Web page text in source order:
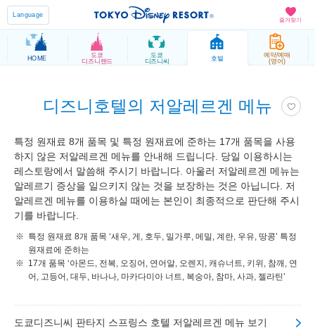
즐겨찾기
Language
HOME
도쿄
디즈니랜드
도쿄
디즈니씨
호텔
예약/예매
(영어)
디즈니호텔의 저알레르겐 메뉴
특정 원재료 8개 품목 및 특정 원재료에 준하는 17개 품목을 사용
하지 않은 저알레르겐 메뉴를 안내해 드립니다. 당일 이용하시는
레스토랑에서 말씀해 주시기 바랍니다. 아울러 저알레르겐 메뉴는
알레르기 증상을 일으키지 않는 것을 보장하는 것은 아닙니다. 저
알레르겐 메뉴를 이용하실 때에는 본인이 최종적으로 판단해 주시
기를 바랍니다.
특정 원재료 8개 품목 ‘새우, 게, 호두, 밀가루, 메밀, 계란, 우유, 땅콩’ 특정
원재료에 준하는
17개 품목 ‘아몬드, 전복, 오징어, 연어알, 오렌지, 캐슈너트, 키위, 참깨, 연
어, 고등어, 대두, 바나나, 마카다미아 너트, 복숭아, 참마, 사과, 젤라틴’
도쿄디즈니씨 판타지 스프링스 호텔 저알레르겐 메뉴 보기